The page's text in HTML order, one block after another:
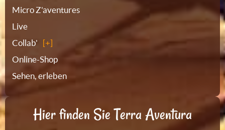
Micro Z'aventures
Live
Collab'
Online-Shop
Sehen, erleben
Hier finden Sie Terra Aventura